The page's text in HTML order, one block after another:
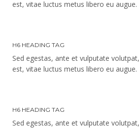
est, vitae luctus metus libero eu augue.
H6 HEADING TAG
Sed egestas, ante et vulputate
est, vitae luctus metus libero eu augue.
H6 HEADING TAG
Sed egestas, ante et vulputate